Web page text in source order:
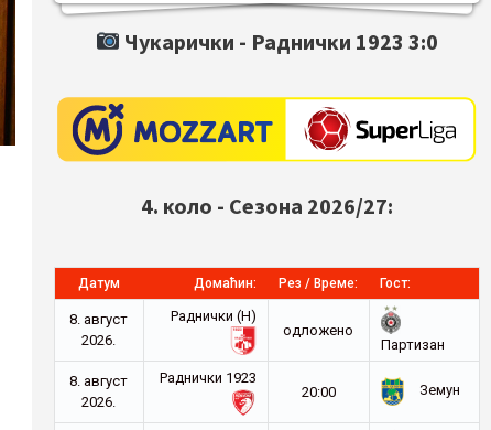
Чукарички - Раднички 1923 3:0
4. коло - Сезона 2026/27:
Датум Домаћин: Рез / Време: Гост:
8. август
2026.
Раднички (Н)
oдложено
Партизан
8. август
2026.
Раднички 1923
20:00
Земун